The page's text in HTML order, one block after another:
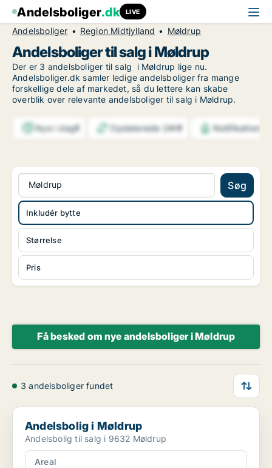
Andelsboliger.dk LIVE
Andelsboliger Region Midtjylland Møldrup
Andelsboliger til salg i Møldrup
Der er 3 andelsboliger til salg i Møldrup lige nu.
Andelsboliger.dk samler ledige andelsboliger fra mange
forskellige dele af markedet, så du lettere kan skabe
overblik over relevante andelsboliger til salg i Møldrup.
Nye i dag1 Opdaterede 24h1 Notifikationer
Møldrup Søg
Størrelse
Pris
Inkludér bytte
Få besked om nye andelsboliger i Møldrup
3 andelsboliger fundet
Andelsbolig i Møldrup
Andelsbolig i Møldrup
Andelsbolig til salg i 9632 Møldrup
Areal